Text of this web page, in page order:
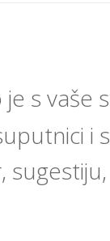
je s vaše
i